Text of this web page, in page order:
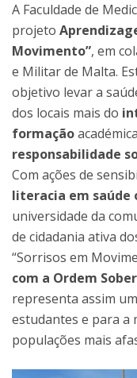
A Faculdade de
projeto
Movimento”, em
e Militar de Malta.
objetivo levar a
dos locais mais do
formação
responsabilidade
Com ações de
literacia em saúde
universidade da
de cidadania ativa
“Sorrisos em
com a Ordem
representa assim
estudantes e para a
populações mais